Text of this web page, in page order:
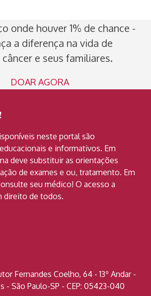
onde houver 1% de chance -
a diferença na vida de
e seus familiares.
DOAR AGORA
neste portal são
e informativos. Em
deve substituir as orientações
de exames e ou, tratamento. Em
seu médico! O acesso a
direito de todos.
Fernandes Coelho, 64 - 13º Andar -
- São Paulo-SP - CEP: 05423-040